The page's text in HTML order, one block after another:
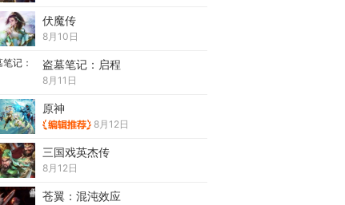
伏魔传
8月10日
盗墓笔记：启程
8月11日
原神
8月12日
三国戏英杰传
8月12日
苍翼：混沌效应